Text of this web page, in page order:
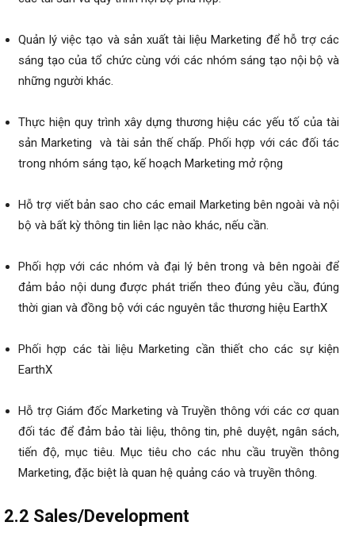
Quản lý việc tạo và sản xuất tài liệu Marketing để hỗ trợ các
sáng tạo của tổ chức cùng với các nhóm sáng tạo nội bộ và
những người khác.
Thực hiện quy trình xây dựng thương hiệu các yếu tố của tài
sản Marketing và tài sản thế chấp. Phối hợp với các đối tác
trong nhóm sáng tạo, kế hoạch Marketing mở rộng
Hỗ trợ viết bản sao cho các email Marketing bên ngoài và nội
bộ và bất kỳ thông tin liên lạc nào khác, nếu cần.
Phối hợp với các nhóm và đại lý bên trong và bên ngoài để
đảm bảo nội dung được phát triển theo đúng yêu cầu, đúng
thời gian và đồng bộ với các nguyên tắc thương hiệu EarthX
Phối hợp các tài liệu Marketing cần thiết cho các sự kiện
EarthX
Hỗ trợ Giám đốc Marketing và Truyền thông với các cơ quan
đối tác để đảm bảo tài liệu, thông tin, phê duyệt, ngân sách,
tiến độ, mục tiêu. Mục tiêu cho các nhu cầu truyền thông
Marketing, đặc biệt là quan hệ quảng cáo và truyền thông.
2.2 Sales/Development